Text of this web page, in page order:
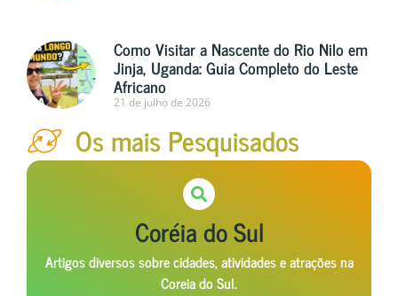
Como Visitar a Nascente do Rio Nilo em
Jinja, Uganda: Guia Completo do Leste
Africano
21 de julho de 2026
Os mais Pesquisados
Coréia do Sul
Artigos diversos sobre cidades, atividades e atrações na
Coreia do Sul.